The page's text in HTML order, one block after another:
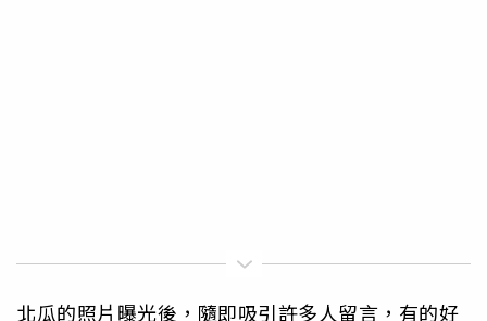
北瓜的照片曝光後，隨即吸引許多人留言，有的好